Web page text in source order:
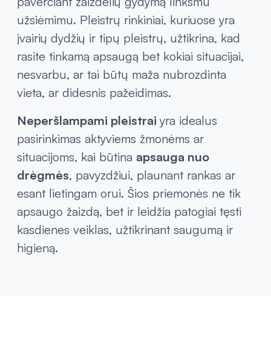
užsiėmimu. Pleistrų rinkiniai, kuriuose yra
įvairių dydžių ir tipų pleistrų, užtikrina, kad
rasite tinkamą apsaugą bet kokiai situacijai,
nesvarbu, ar tai būtų maža nubrozdinta
vieta, ar didesnis pažeidimas.
Neperšlampami pleistrai yra idealus
pasirinkimas aktyviems žmonėms ar
situacijoms, kai būtina apsauga nuo
drėgmės, pavyzdžiui, plaunant rankas ar
esant lietingam orui. Šios priemonės ne tik
apsaugo žaizdą, bet ir leidžia patogiai tęsti
kasdienes veiklas, užtikrinant saugumą ir
higieną.